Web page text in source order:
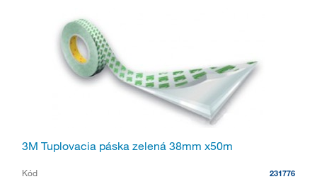
3M Tuplovacia páska zelená 38mm x50m
Kód 231776